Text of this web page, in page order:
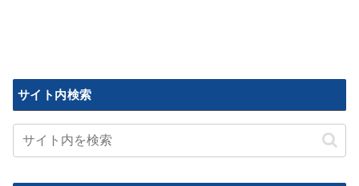
サイト内検索